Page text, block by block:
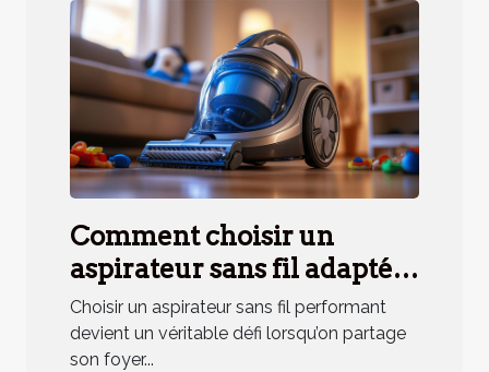
Comment choisir un
aspirateur sans fil adapté
aux besoins des ménages
avec animaux ?
Choisir un aspirateur sans fil performant
devient un véritable défi lorsqu’on partage
son foyer...